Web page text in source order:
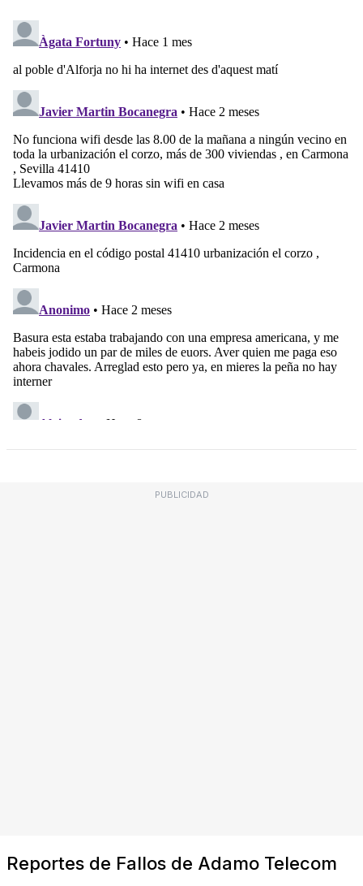
PUBLICIDAD
Reportes de Fallos de Adamo Telecom